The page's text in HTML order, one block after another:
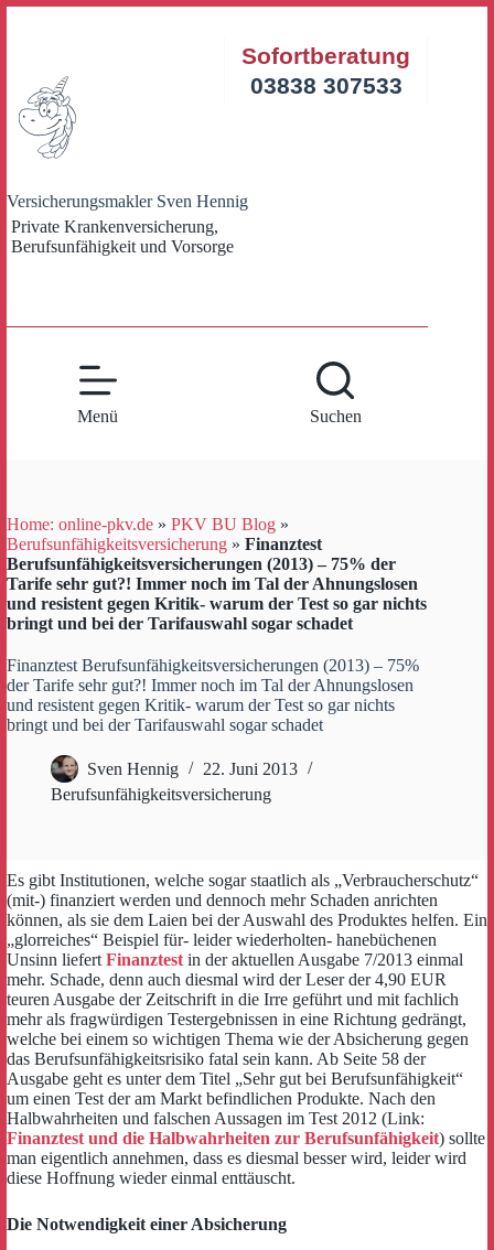
Versicherungsmakler Sven Hennig
Private Krankenversicherung,
Berufsunfähigkeit und Vorsorge
Sofortberatung
03838 307533
Menü Suchen
Home: online-pkv.de » PKV BU Blog »
Berufsunfähigkeitsversicherung » Finanztest
Berufsunfähigkeitsversicherungen (2013) – 75% der
Tarife sehr gut?! Immer noch im Tal der Ahnungslosen
und resistent gegen Kritik- warum der Test so gar nichts
bringt und bei der Tarifauswahl sogar schadet
Finanztest Berufsunfähigkeitsversicherungen (2013) – 75%
der Tarife sehr gut?! Immer noch im Tal der Ahnungslosen
und resistent gegen Kritik- warum der Test so gar nichts
bringt und bei der Tarifauswahl sogar schadet
Sven Hennig
22. Juni 2013
Berufsunfähigkeitsversicherung
Es gibt Institutionen, welche sogar staatlich als „Verbraucherschutz“
(mit-) finanziert werden und dennoch mehr Schaden anrichten
können, als sie dem Laien bei der Auswahl des Produktes helfen. Ein
„glorreiches“ Beispiel für- leider wiederholten- hanebüchenen
Unsinn liefert Finanztest in der aktuellen Ausgabe 7/2013 einmal
mehr. Schade, denn auch diesmal wird der Leser der 4,90 EUR
teuren Ausgabe der Zeitschrift in die Irre geführt und mit fachlich
mehr als fragwürdigen Testergebnissen in eine Richtung gedrängt,
welche bei einem so wichtigen Thema wie der Absicherung gegen
das Berufsunfähigkeitsrisiko fatal sein kann. Ab Seite 58 der
Ausgabe geht es unter dem Titel „Sehr gut bei Berufsunfähigkeit“
um einen Test der am Markt befindlichen Produkte. Nach den
Halbwahrheiten und falschen Aussagen im Test 2012 (Link:
Finanztest und die Halbwahrheiten zur Berufsunfähigkeit) sollte
man eigentlich annehmen, dass es diesmal besser wird, leider wird
diese Hoffnung wieder einmal enttäuscht.
Die Notwendigkeit einer Absicherung